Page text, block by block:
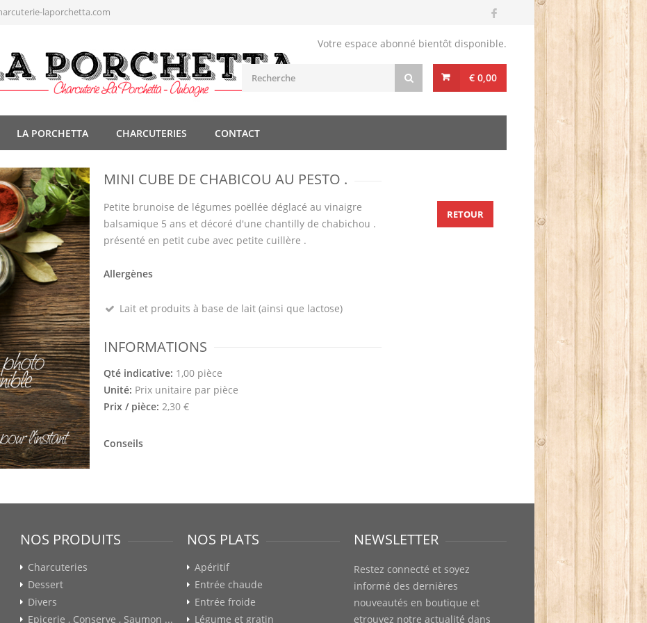
laporchetta.com
Votre espace abonné bientôt disponible.
€ 0,00
LA PORCHETTA CHARCUTERIES CONTACT
MINI CUBE DE CHABICOU AU PESTO .
Petite brunoise de légumes poëllée déglacé au vinaigre
balsamique 5 ans et décoré d'une chantilly de chabichou .
présenté en petit cube avec petite cuillère .
Allergènes
Lait et produits à base de lait (ainsi que lactose)
INFORMATIONS
Qté indicative: 1,00 pièce
Unité: Prix unitaire par pièce
Prix / pièce: 2,30 €
Conseils
RETOUR
NOS PRODUITS
Charcuteries
Dessert
Divers
Epicerie , Conserve , Saumon ...
NOS PLATS
Apéritif
Entrée chaude
Entrée froide
Légume et gratin
NEWSLETTER
Restez connecté et soyez
informé des dernières
nouveautés en boutique et
etrouvez notre actualité dans